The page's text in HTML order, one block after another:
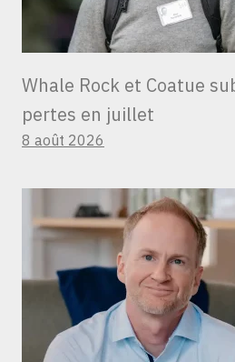
Whale Rock et Coatue
pertes en juillet
8 août 2026